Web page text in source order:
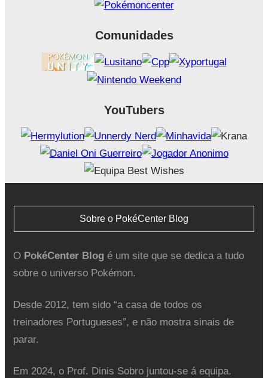
Comunidades
YouTubers
Sobre o PokéCenter Blog
O PokéCenter Blogé um site que se dedica a tudo
sobre o universo Pokémon.
Desde 2012, tem sido “a casa de todos os
treinadores Portugueses”, e não mostra sinais de
parar.
Em 2024, o Prof. Dinis Sobro juntou-se á equipa.